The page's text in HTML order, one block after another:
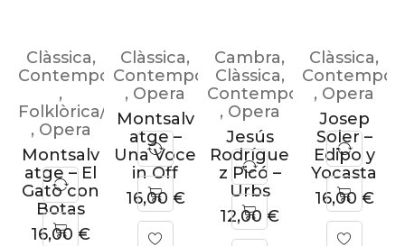
Clàssica,
Contemporània
,
Folklòrica/Tradicional
, Opera
Montsalv
atge – El
Gato con
Botas
16,00 €
Clàssica,
Contemporània
, Opera
Montsalv
atge –
Una Voce
in Off
16,00 €
Cambra,
Clàssica,
Contemporània
, Opera
Jesús
Rodrígue
z Picó –
Urbs
12,00 €
Clàssica,
, Opera
Josep
Soler –
Edipo y
Yocasta
16,00 €